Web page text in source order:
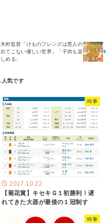
木村監督「けものフレンズは悪人の
出てこない優しい世界」「子供も楽
しめる」
時事
2017.10.22
【菊花賞】キセキＧ１初勝利！遅
れてきた大器が最後の１冠制す
時事